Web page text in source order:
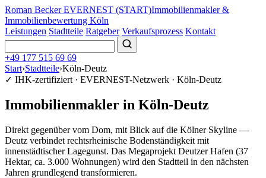
Roman Becker EVERNEST (START)Immobilienmakler &
Immobilienbewertung Köln
Leistungen Stadtteile Ratgeber Verkaufsprozess Kontakt
+49 177 515 69 69
Start›Stadtteile›Köln-Deutz
✓ IHK-zertifiziert · EVERNEST-Netzwerk · Köln-Deutz
Immobilienmakler in Köln-Deutz
Direkt gegenüber vom Dom, mit Blick auf die Kölner Skyline —
Deutz verbindet rechtsrheinische Bodenständigkeit mit
innenstädtischer Lagegunst. Das Megaprojekt Deutzer Hafen (37
Hektar, ca. 3.000 Wohnungen) wird den Stadtteil in den nächsten
Jahren grundlegend transformieren.